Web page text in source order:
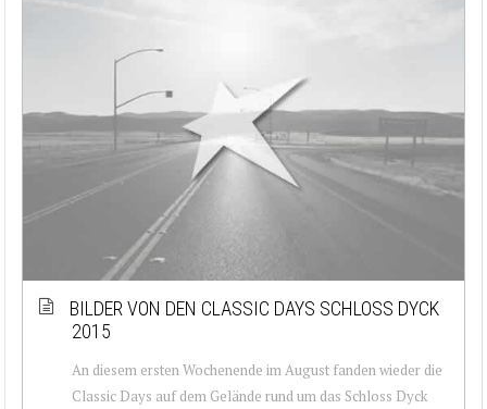
BILDER VON DEN CLASSIC DAYS SCHLOSS DYCK
2015
An diesem ersten Wochenende im August fanden wieder die
Classic Days auf dem Gelände rund um das Schloss Dyck